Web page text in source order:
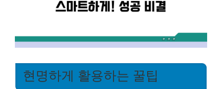
현명하게 활용하는 꿀팁